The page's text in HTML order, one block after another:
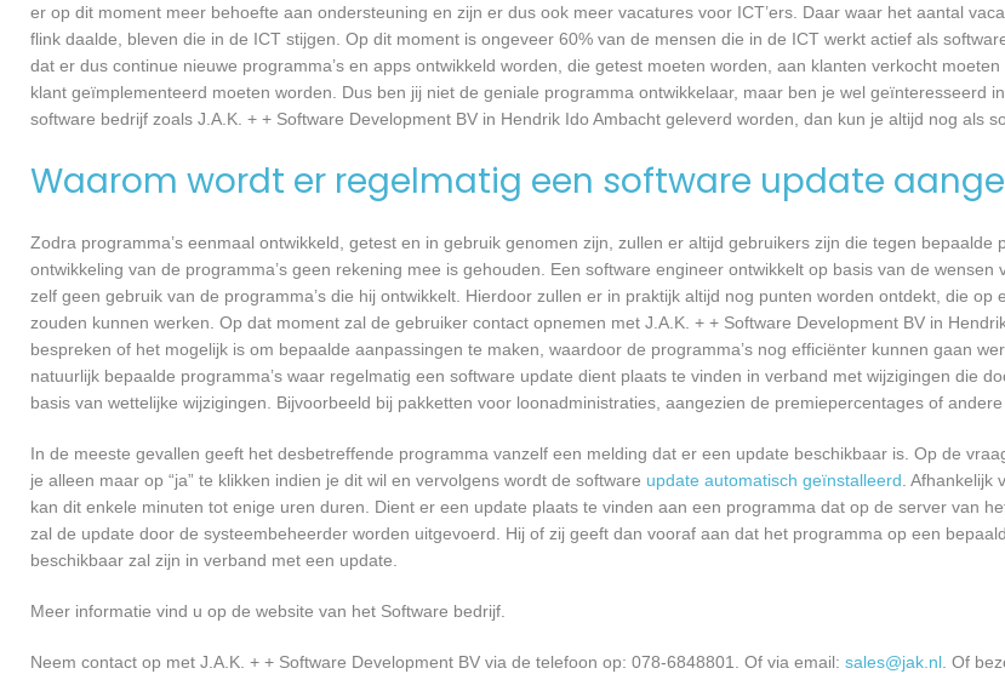
er op dit moment meer behoefte aan ondersteuning en zijn er dus ook meer vacatures voor ICT’ers. Daar waar het aantal
flink daalde, bleven die in de ICT stijgen. Op dit moment is ongeveer 60% van de mensen die in de ICT werkt actief als
dat er dus continue nieuwe programma’s en apps ontwikkeld worden, die getest moeten worden, aan klanten verkocht
klant geïmplementeerd moeten worden. Dus ben jij niet de geniale programma ontwikkelaar, maar ben je wel geïnteresseerd
software bedrijf zoals J.A.K. + + Software Development BV in Hendrik Ido Ambacht geleverd worden, dan kun je altijd nog als
Waarom wordt er regelmatig een software update
Zodra programma’s eenmaal ontwikkeld, getest en in gebruik genomen zijn, zullen er altijd gebruikers zijn die tegen bepaalde
ontwikkeling van de programma’s geen rekening mee is gehouden. Een software engineer ontwikkelt op basis van de
zelf geen gebruik van de programma’s die hij ontwikkelt. Hierdoor zullen er in praktijk altijd nog punten worden ontdekt, die op
zouden kunnen werken. Op dat moment zal de gebruiker contact opnemen met J.A.K. + + Software Development BV in
bespreken of het mogelijk is om bepaalde aanpassingen te maken, waardoor de programma’s nog efficiënter kunnen gaan
natuurlijk bepaalde programma’s waar regelmatig een software update dient plaats te vinden in verband met wijzigingen die
basis van wettelijke wijzigingen. Bijvoorbeeld bij pakketten voor loonadministraties, aangezien de premiepercentages of andere
In de meeste gevallen geeft het desbetreffende programma vanzelf een melding dat er een update beschikbaar is. Op de
je alleen maar op “ja” te klikken indien je dit wil en vervolgens wordt de software update automatisch geïnstalleerd .
kan dit enkele minuten tot enige uren duren. Dient er een update plaats te vinden aan een programma dat op de server van
zal de update door de systeembeheerder worden uitgevoerd. Hij of zij geeft dan vooraf aan dat het programma op een
beschikbaar zal zijn in verband met een update.
Meer informatie vind u op de website van het Software bedrijf.
Neem contact op met J.A.K. + + Software Development BV via de telefoon op: 078-6848801. Of via email: sales@jak.nl . Of